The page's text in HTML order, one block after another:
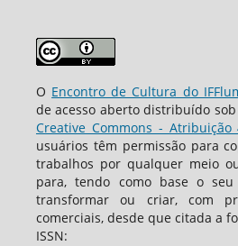
O Encontro de Cultura do
de acesso aberto distribuído
Creative Commons - Atribuição
usuários têm permissão para
trabalhos por qualquer meio
para, tendo como base o
transformar ou criar, com
comerciais, desde que citada a
ISSN: